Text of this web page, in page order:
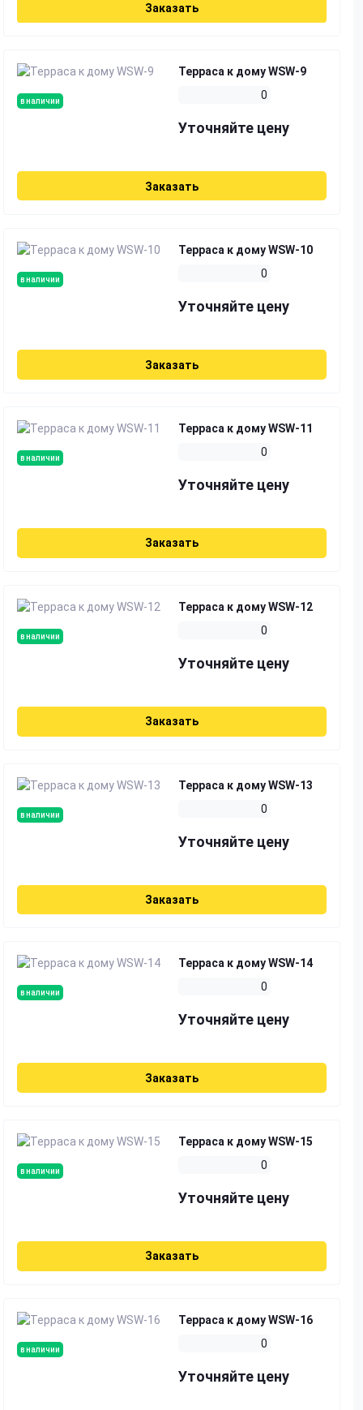
Заказать
в наличии
Терраса к дому WSW-9
0
Уточняйте цену
Заказать
в наличии
Терраса к дому WSW-10
0
Уточняйте цену
Заказать
в наличии
Терраса к дому WSW-11
0
Уточняйте цену
Заказать
в наличии
Терраса к дому WSW-12
0
Уточняйте цену
Заказать
в наличии
Терраса к дому WSW-13
0
Уточняйте цену
Заказать
в наличии
Терраса к дому WSW-14
0
Уточняйте цену
Заказать
в наличии
Терраса к дому WSW-15
0
Уточняйте цену
Заказать
в наличии
Терраса к дому WSW-16
0
Уточняйте цену